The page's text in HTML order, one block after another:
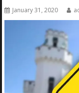
January 31, 2020